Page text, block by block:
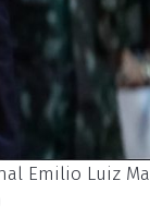
Emilio Luiz